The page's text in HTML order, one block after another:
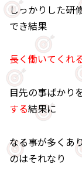
しっかりした研
でき結果
長く働いてくれ
目先の事ばかり
する結果に
なる事が多くあ
のはそれなり